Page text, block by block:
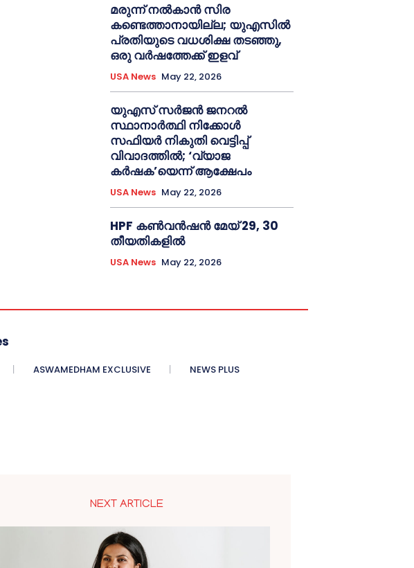
മരുന്ന് നൽകാൻ സിര
കണ്ടെത്താനായില്ല; യുഎസിൽ
പ്രതിയുടെ വധശിക്ഷ തടഞ്ഞു,
ഒരു വർഷത്തേക്ക് ഇളവ്
USA News May 22, 2026
യുഎസ് സർജൻ ജനറൽ
സ്ഥാനാർത്ഥി നിക്കോൾ
സഫിയർ നികുതി വെട്ടിപ്പ്
വിവാദത്തിൽ; ‘വ്യാജ
കർഷക’യെന്ന് ആക്ഷേപം
USA News May 22, 2026
HPF കൺവൻഷൻ മേയ് 29, 30
തീയതികളിൽ
USA News May 22, 2026
ASWAMEDHAM EXCLUSIVE NEWS PLUS
NEXT ARTICLE